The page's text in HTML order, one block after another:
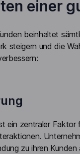
einer
beinhaltet
steigern und die
ein zentraler
zu ihren